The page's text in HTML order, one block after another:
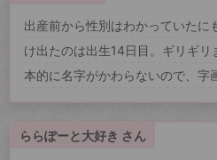
出産前から性別はわかっていたに
け出たのは出生14日目。ギリギ
本的に名字がかわらないので、字
ららぽーと大好き さん